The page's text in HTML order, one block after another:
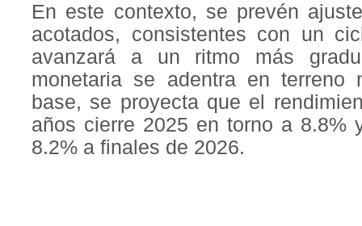
En este contexto, se prevén
acotados, consistentes con un
avanzará a un ritmo más
monetaria se adentra en terreno
base, se proyecta que el
años cierre 2025 en torno a 8.8%
8.2% a finales de 2026.